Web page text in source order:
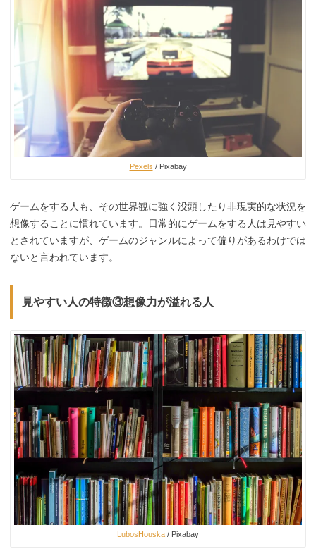
Pexels / Pixabay
ゲームをする人も、その世界観に強く没頭したり非現実的な状況を
想像することに慣れています。日常的にゲームをする人は見やすい
とされていますが、ゲームのジャンルによって偏りがあるわけでは
ないと言われています。
見やすい人の特徴③想像力が溢れる人
LubosHouska / Pixabay